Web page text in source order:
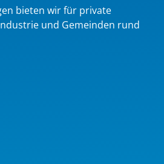
bieten wir für private
und Gemeinden rund